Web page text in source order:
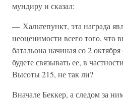
мундиру и сказал:
— Хальтепункт, эта награда
неоценимости всего того, что
батальона начиная со 2
будете связывать ее, в
Высоты 215, не так ли?
Вначале Беккер, а следом за